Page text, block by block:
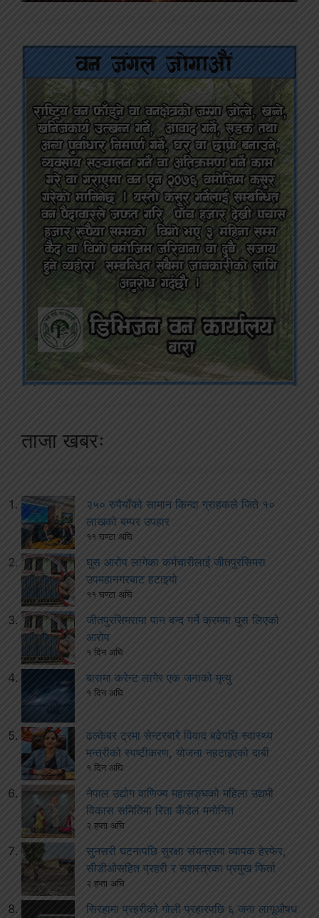
ताजा खबरः
२५० रुपैयाँको सामान किन्दा ग्राहकले जिते १०
लाखको बम्पर उपहार
११ घण्टा अघि
घुस आरोप लागेका कर्मचारीलाई जीतपुरसिमरा
उपमहानगरबाट हटाइयो
११ घण्टा अघि
जीतपुरसिमरामा पान बन्द गर्ने क्रममा घुस लिएको
आरोप
१ दिन अघि
बारामा करेन्ट लागेर एक जनाको मृत्यु
१ दिन अघि
ढल्केबर ट्रमा सेन्टरबारे विवाद बढेपछि स्वास्थ्य
मन्त्रीको स्पष्टीकरण, योजना नहटाइएको दाबी
१ दिन अघि
नेपाल उद्योग वाणिज्य महासङ्घको महिला उद्यमी
विकास समितिमा रिता कँडेल मनोनित
२ हप्ता अघि
सुनसरी घटनापछि सुरक्षा संयन्त्रमा व्यापक हेरफेर,
सीडीओसहित प्रहरी र सशस्त्रका प्रमुख फिर्ता
२ हप्ता अघि
सिरहामा प्रहरीको गोली प्रहारपछि ६ जना लागूऔषध